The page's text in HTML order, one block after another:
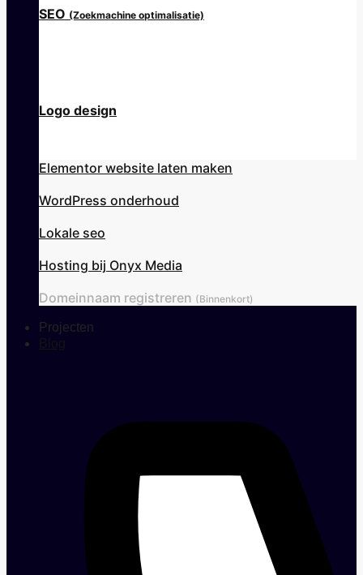
SEO (Zoekmachine optimalisatie)
Logo design
Elementor website laten maken
WordPress onderhoud
Lokale seo
Hosting bij Onyx Media
Domeinnaam registreren (Binnenkort)
Projecten